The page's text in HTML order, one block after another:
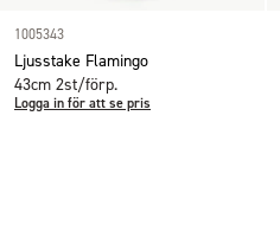
1005343
Ljusstake Flamingo
43cm 2st/förp.
Logga in för att se pris